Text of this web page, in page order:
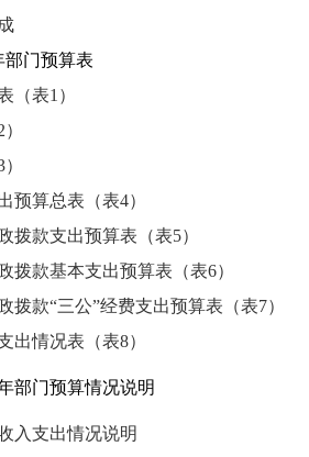
部门预算表
（表1）
）
）
预算总表（表4）
拨款支出预算表（表5）
拨款基本支出预算表（表6）
拨款“三公”经费支出预算表（表7）
出情况表（表8）
部门预算情况说明
入支出情况说明